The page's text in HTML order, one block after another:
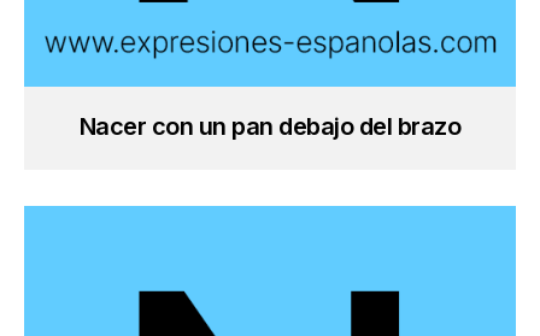
Nacer con un pan debajo del brazo